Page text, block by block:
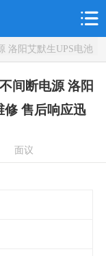
洛阳艾默生UPS电池
间断电源 洛阳
修 售后响应迅
面议